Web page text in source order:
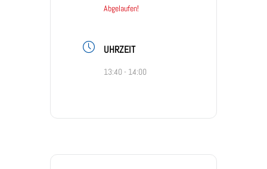
Abgelaufen!
UHRZEIT
13:40 - 14:00